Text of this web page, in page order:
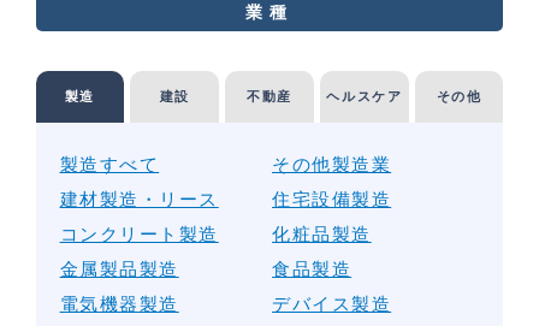
業種
製造 建設 不動産 ヘルスケア その他
製造すべて
その他製造業
建材製造・リース
住宅設備製造
コンクリート製造
化粧品製造
金属製品製造
食品製造
電気機器製造
デバイス製造